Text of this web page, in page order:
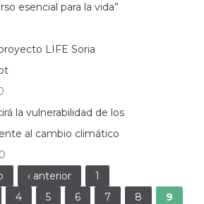
esencial para la vida”
LIFE Soria
la vulnerabilidad de los
al cambio climático
‹ anterior
1
4 5 6 7 8 9